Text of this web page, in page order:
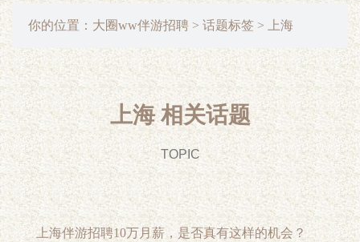
你的位置： 大圈ww伴游招聘 > 话题标签 > 上海
上海 相关话题
TOPIC
上海伴游招聘10万月薪，是否真有这样的机会？